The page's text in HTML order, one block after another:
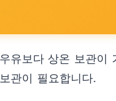
유보다 상온 보관이
관이 필요합니다.